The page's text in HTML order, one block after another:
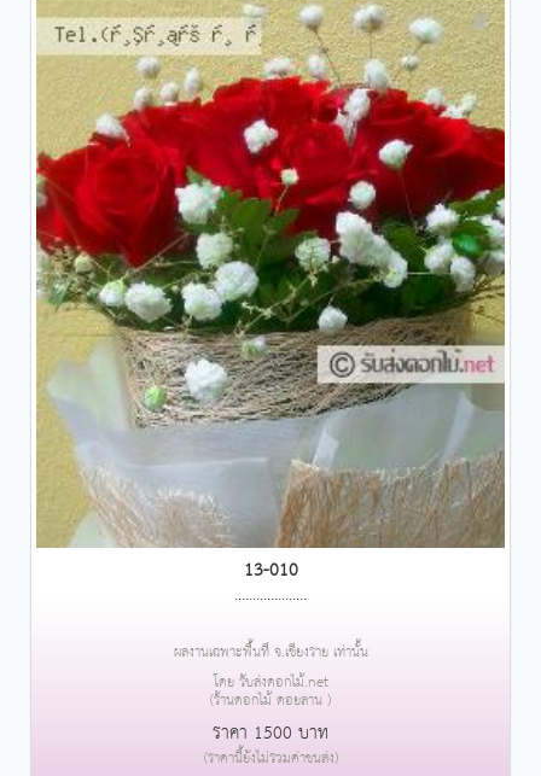
13-010
....................
ผลงานเฉพาะพื้นที่ จ.เชียงราย เท่านั้น
โดย รับส่งดอกไม้.net
(ร้านดอกไม้ ดอยลาน )
ราคา 1500 บาท
(ราคานี้ยังไม่รวมค่าขนส่ง)